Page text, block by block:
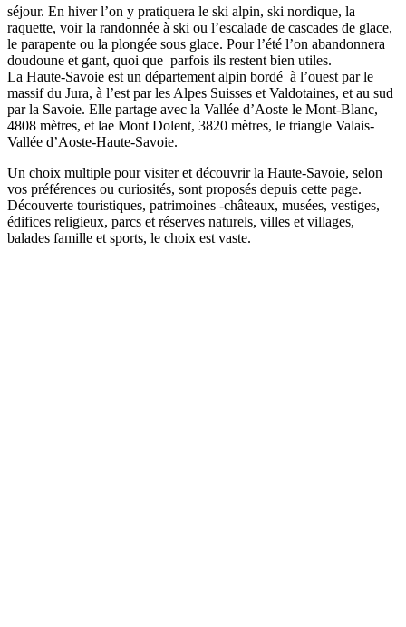
séjour. En hiver l’on y pratiquera le ski alpin, ski nordique, la
raquette, voir la randonnée à ski ou l’escalade de cascades de glace,
le parapente ou la plongée sous glace. Pour l’été l’on abandonnera
doudoune et gant, quoi que parfois ils restent bien utiles.
La Haute-Savoie est un département alpin bordé à l’ouest par le
massif du Jura, à l’est par les Alpes Suisses et Valdotaines, et au sud
par la Savoie. Elle partage avec la Vallée d’Aoste le Mont-Blanc,
4808 mètres, et lae Mont Dolent, 3820 mètres, le triangle Valais-
Vallée d’Aoste-Haute-Savoie.
Un choix multiple pour visiter et découvrir la Haute-Savoie, selon
vos préférences ou curiosités, sont proposés depuis cette page.
Découverte touristiques, patrimoines -châteaux, musées, vestiges,
édifices religieux, parcs et réserves naturels, villes et villages,
balades famille et sports, le choix est vaste.